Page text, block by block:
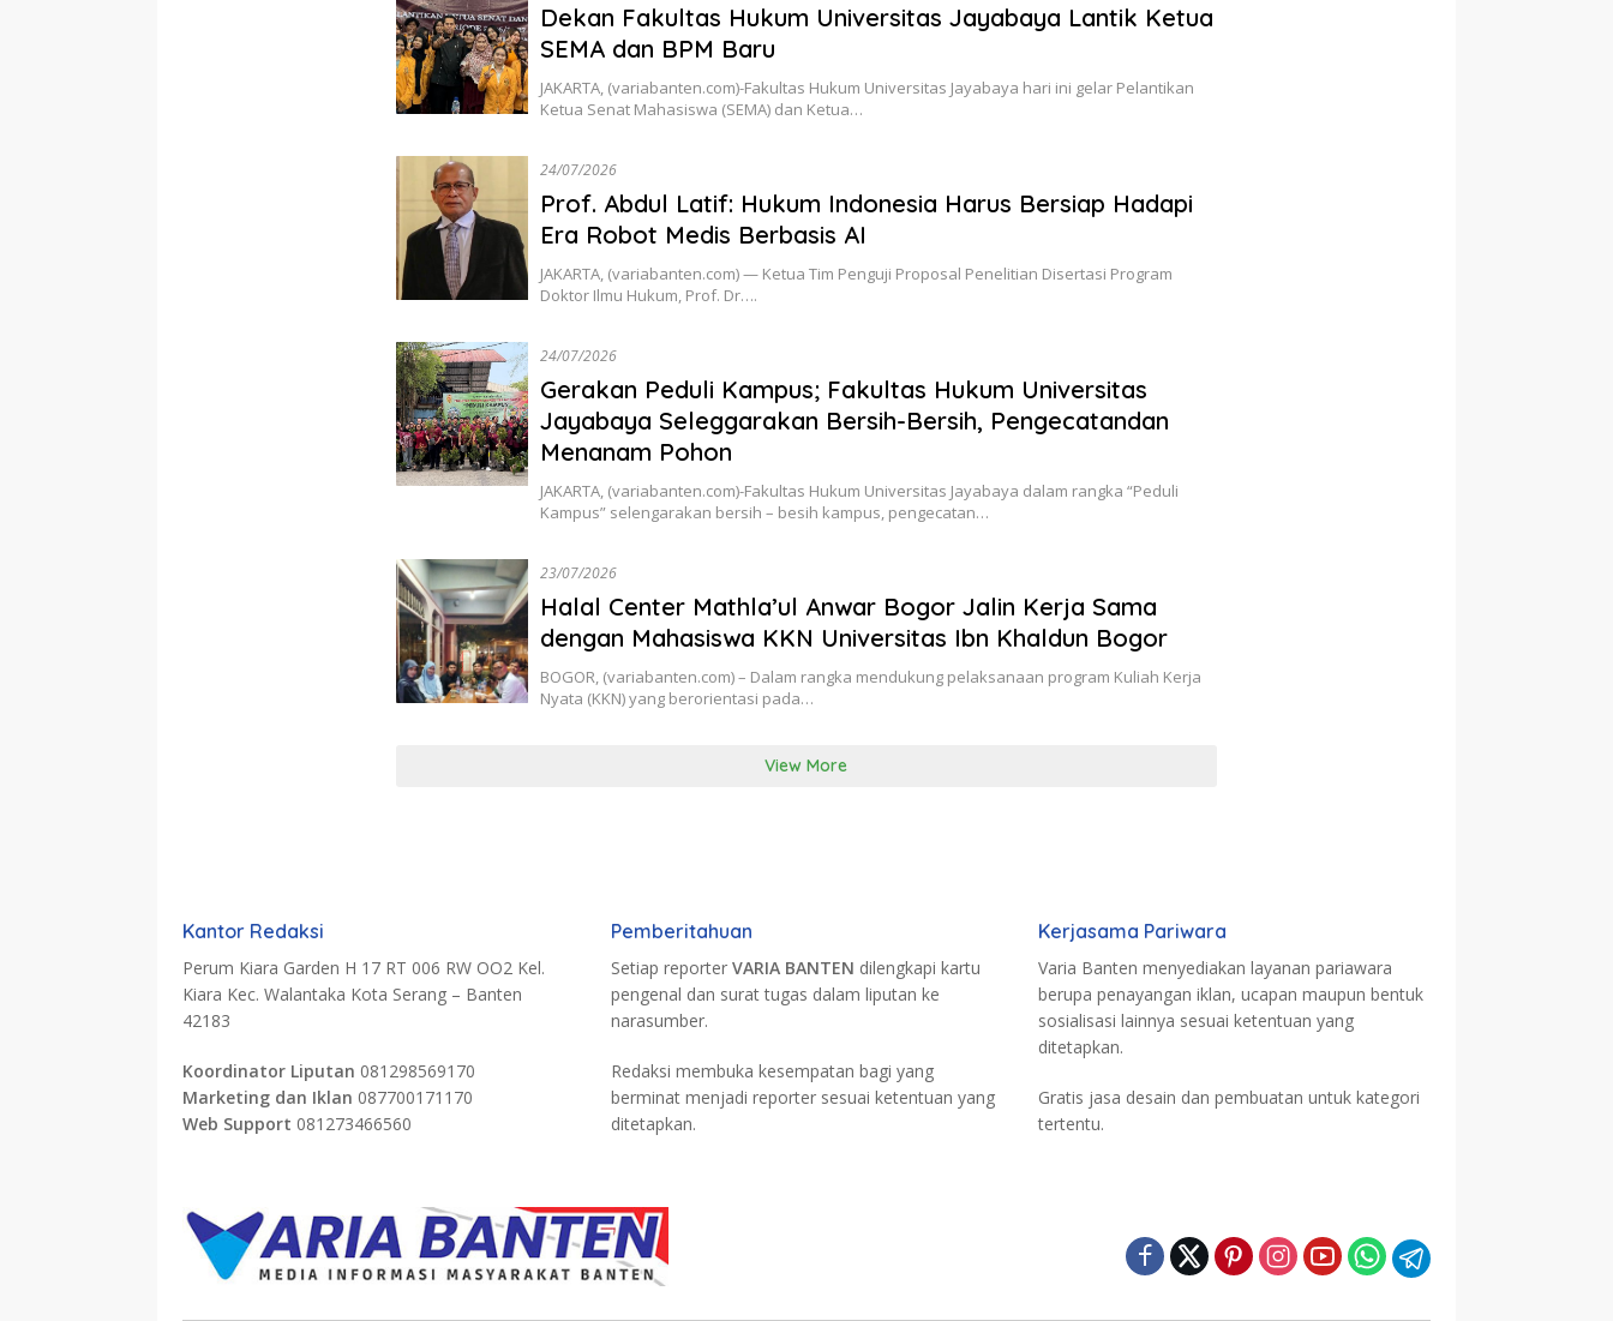
Dekan Fakultas Hukum Universitas Jayabaya Lantik Ketua
SEMA dan BPM Baru
JAKARTA, (variabanten.com)-Fakultas Hukum Universitas Jayabaya hari ini gelar Pelantikan
Ketua Senat Mahasiswa (SEMA) dan Ketua…
24/07/2026
Prof. Abdul Latif: Hukum Indonesia Harus Bersiap Hadapi
Era Robot Medis Berbasis AI
JAKARTA, (variabanten.com) — Ketua Tim Penguji Proposal Penelitian Disertasi Program
Doktor Ilmu Hukum, Prof. Dr….
24/07/2026
Gerakan Peduli Kampus; Fakultas Hukum Universitas
Jayabaya Seleggarakan Bersih-Bersih, Pengecatandan
Menanam Pohon
JAKARTA, (variabanten.com)-Fakultas Hukum Universitas Jayabaya dalam rangka “Peduli
Kampus” selengarakan bersih – besih kampus, pengecatan…
23/07/2026
Halal Center Mathla’ul Anwar Bogor Jalin Kerja Sama
dengan Mahasiswa KKN Universitas Ibn Khaldun Bogor
BOGOR, (variabanten.com) – Dalam rangka mendukung pelaksanaan program Kuliah Kerja
Nyata (KKN) yang berorientasi pada…
View More
Kantor Redaksi
Perum Kiara Garden H 17 RT 006 RW OO2 Kel.
Kiara Kec. Walantaka Kota Serang – Banten
42183
Koordinator Liputan 081298569170
Marketing dan Iklan 087700171170
Web Support 081273466560
Pemberitahuan
Setiap reporter VARIA BANTEN dilengkapi kartu
pengenal dan surat tugas dalam liputan ke
narasumber.
Redaksi membuka kesempatan bagi yang
berminat menjadi reporter sesuai ketentuan yang
ditetapkan.
Kerjasama Pariwara
Varia Banten menyediakan layanan pariawara
berupa penayangan iklan, ucapan maupun bentuk
sosialisasi lainnya sesuai ketentuan yang
ditetapkan.
Gratis jasa desain dan pembuatan untuk kategori
tertentu.